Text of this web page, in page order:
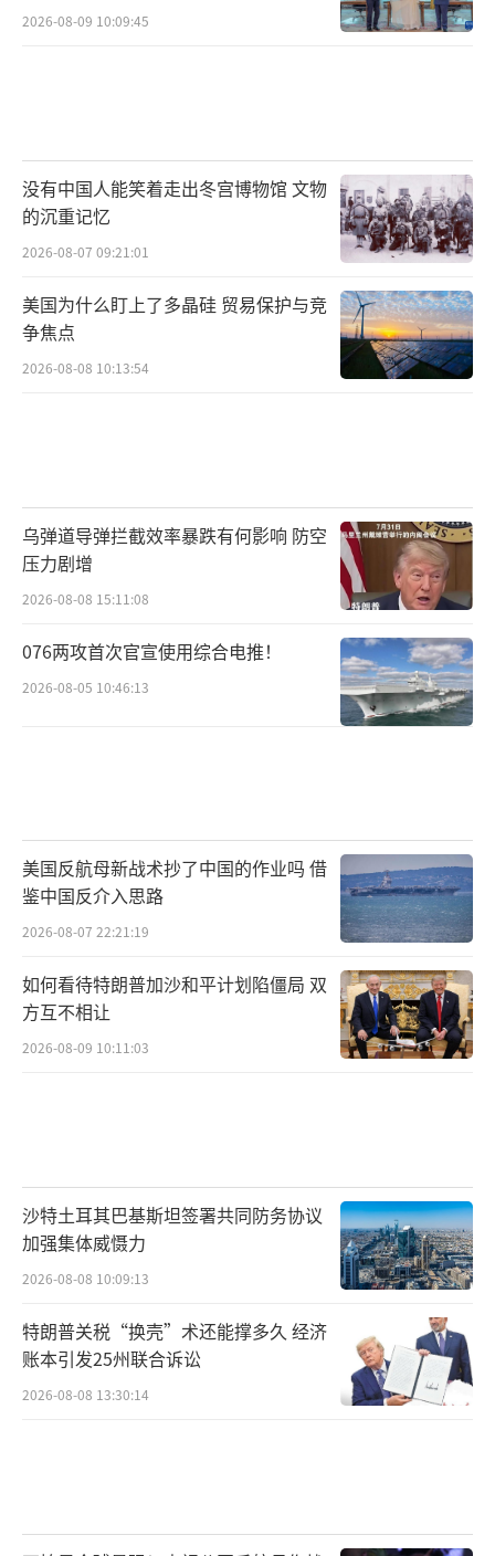
2026-08-09 10:09:45
没有中国人能笑着走出冬宫博物馆 文物
的沉重记忆
2026-08-07 09:21:01
美国为什么盯上了多晶硅 贸易保护与竞
争焦点
2026-08-08 10:13:54
乌弹道导弹拦截效率暴跌有何影响 防空
压力剧增
2026-08-08 15:11:08
076两攻首次官宣使用综合电推！
2026-08-05 10:46:13
美国反航母新战术抄了中国的作业吗 借
鉴中国反介入思路
2026-08-07 22:21:19
如何看待特朗普加沙和平计划陷僵局 双
方互不相让
2026-08-09 10:11:03
沙特土耳其巴基斯坦签署共同防务协议
加强集体威慑力
2026-08-08 10:09:13
特朗普关税“换壳”术还能撑多久 经济
账本引发25州联合诉讼
2026-08-08 13:30:14